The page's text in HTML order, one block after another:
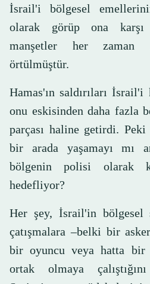
İsrail'i bölgesel
olarak görüp ona karşı
manşetler her zaman
örtülmüştür.
Hamas'ın saldırıları İsrail'i
onu eskisinden daha fazla
parçası haline getirdi.
bir arada yaşamayı mı
bölgenin polisi olarak
hedefliyor?
Her şey, İsrail'in bölgesel
çatışmalara –belki bir
bir oyuncu veya hatta
ortak olmaya